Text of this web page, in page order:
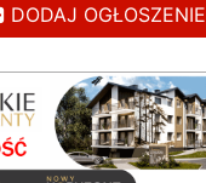
DODAJ OGŁOSZENIE